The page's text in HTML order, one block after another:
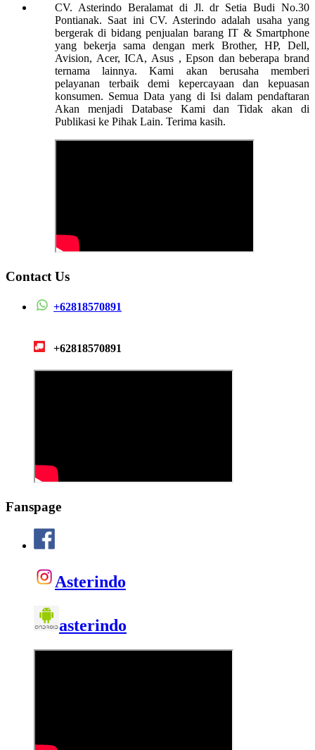
CV. Asterindo Beralamat di Jl. dr Setia Budi No.30
Pontianak. Saat ini CV. Asterindo adalah usaha yang
bergerak di bidang penjualan barang IT & Smartphone
yang bekerja sama dengan merk Brother, HP, Dell,
Avision, Acer, ICA, Asus , Epson dan beberapa brand
ternama lainnya. Kami akan berusaha memberi
pelayanan terbaik demi kepercayaan dan kepuasan
konsumen. Semua Data yang di Isi dalam pendaftaran
Akan menjadi Database Kami dan Tidak akan di
Publikasi ke Pihak Lain. Terima kasih.
Contact Us
+62818570891
+62818570891
Fanspage
Asterindo
asterindo